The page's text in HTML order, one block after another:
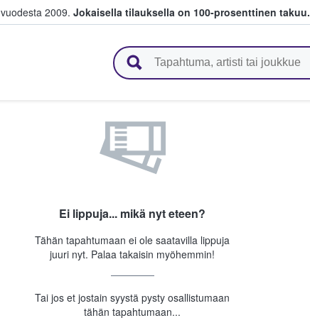
2009. Jokaisella tilauksella on 100-prosenttinen takuu.
lippuja
Ei lippuja... mikä nyt eteen?
Tähän tapahtumaan ei ole saatavilla lippuja
juuri nyt. Palaa takaisin myöhemmin!
Tai jos et jostain syystä pysty osallistumaan
tähän tapahtumaan...